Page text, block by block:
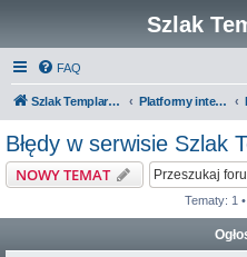
Szlak
FAQ
Szlak Templariuszy Platformy interaktywne Szlaku Templariuszy
Błędy w serwisie Szlak
NOWY TEMAT
Tematy: 1